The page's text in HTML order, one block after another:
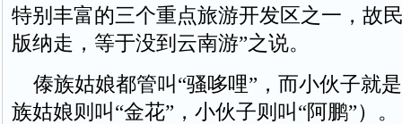
特别丰富的三个重点旅游开发区之一，故
版纳走，等于没到云南游”之说。
傣族姑娘都管叫“骚哆哩”，而小伙子就
族姑娘则叫“金花”，小伙子则叫“阿鹏”）